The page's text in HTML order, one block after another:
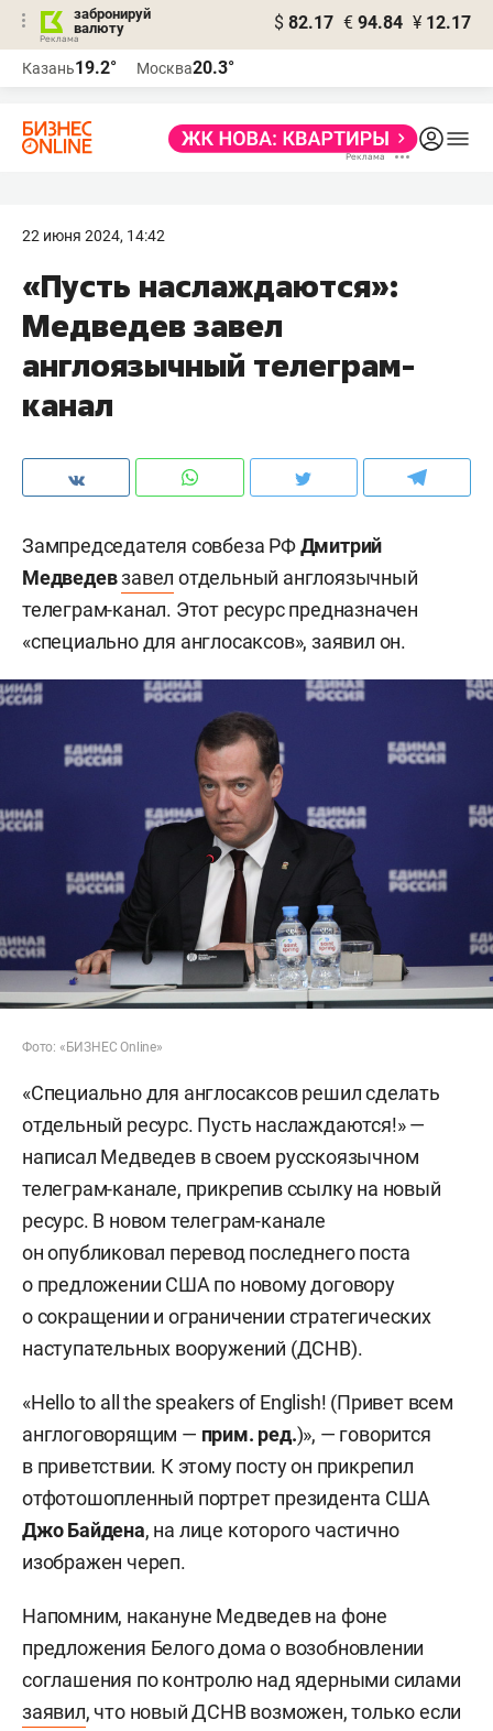
забронируй
валюту
$ 82.17 € 94.84 ¥ 12.17
Казань19.2° Москва20.3°
22 июня 2024, 14:42
«Пусть наслаждаются»:
Медведев завел
англоязычный телеграм-
канал
Зампредседателя совбеза РФДмитрий
Медведевзавел отдельный англоязычный
телеграм-канал. Этот ресурс предназначен
«специально для англосаксов», заявил он.
Фото: «БИЗНЕС Online»
«Специально для англосаксов решил сделать
отдельный ресурс. Пусть наслаждаются!» —
написал Медведев в своем русскоязычном
телеграм-канале, прикрепив ссылку на новый
ресурс. В новом телеграм-канале
он опубликовал перевод последнего поста
о предложении США по новому договору
о сокращении и ограничении стратегических
наступательных вооружений (ДСНВ).
«Hello to all the speakers of English! (Привет всем
англоговорящим — прим. ред.)», — говорится
в приветствии. К этому посту он прикрепил
отфотошопленный портрет президента США
Джо Байдена, на лице которого частично
изображен череп.
Напомним, накануне Медведев на фоне
предложения Белого дома о возобновлении
соглашения по контролю над ядерными силами
заявил, что новый ДСНВ возможен, только если